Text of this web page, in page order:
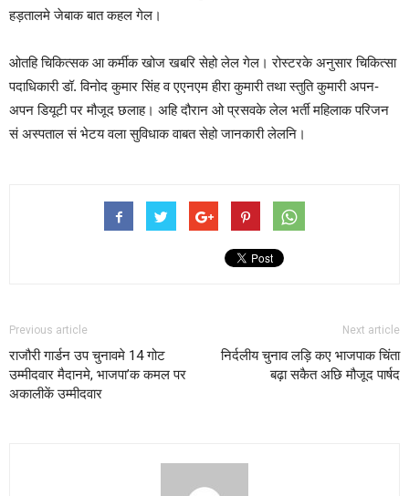
हड़तालमे जेबाक बात कहल गेल।
ओतहि चिकित्सक आ कर्मीक खोज खबरि सेहो लेल गेल। रोस्टरके अनुसार चिकित्सा
पदाधिकारी डॉ. विनोद कुमार सिंह व एएनएम हीरा कुमारी तथा स्तुति कुमारी अपन-
अपन डियूटी पर मौजूद छलाह। अहि दौरान ओ प्रसवके लेल भर्ती महिलाक परिजन
सं अस्पताल सं भेटय वला सुविधाक वाबत सेहो जानकारी लेलनि।
Previous article
राजौरी गार्डन उप चुनावमे 14 गोट
उम्मीदवार मैदानमे, भाजपा’क कमल पर
अकालीकें उम्मीदवार
Next article
निर्दलीय चुनाव लड़ि कए भाजपाक चिंता
बढ़ा सकैत अछि मौजूद पार्षद